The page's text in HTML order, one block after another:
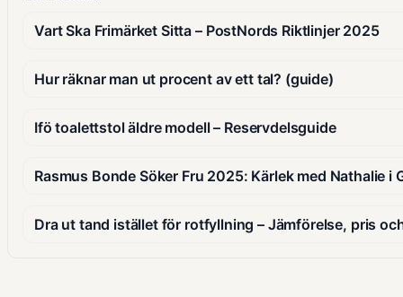
Vart Ska Frimärket Sitta – PostNords Riktlinjer 2025
Hur räknar man ut procent av ett tal? (guide)
Ifö toalettstol äldre modell – Reservdelsguide
Rasmus Bonde Söker Fru 2025: Kärlek med Nathalie i
Dra ut tand istället för rotfyllning – Jämförelse, pris